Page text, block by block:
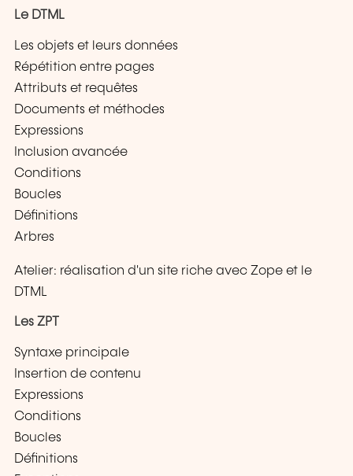
Le DTML
Les objets et leurs données
Répétition entre pages
Attributs et requêtes
Documents et méthodes
Expressions
Inclusion avancée
Conditions
Boucles
Définitions
Arbres
Atelier: réalisation d'un site riche avec Zope et le
DTML
Les ZPT
Syntaxe principale
Insertion de contenu
Expressions
Conditions
Boucles
Définitions